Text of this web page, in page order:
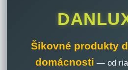
Šikovné produkty
domácnosti — od